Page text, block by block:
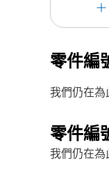
零件編
我們仍在為
零件編
我們仍在為